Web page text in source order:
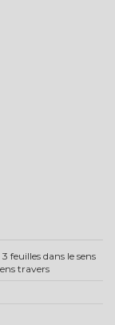
feuilles dans le sens
travers